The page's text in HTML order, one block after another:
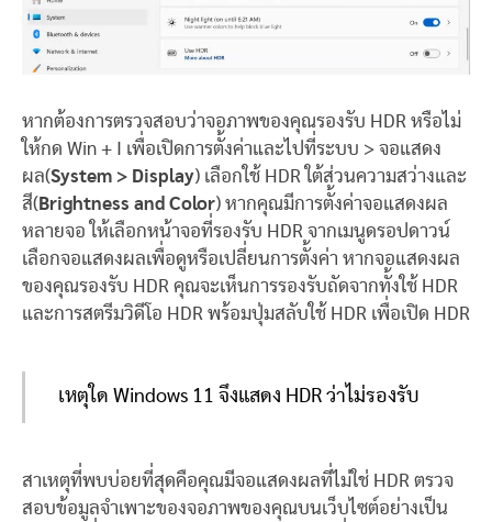
หากต้องการตรวจสอบว่าจอภาพของคุณรองรับ HDR หรือไม่
ให้กด Win + I เพื่อเปิดการตั้งค่าและไปที่ระบบ > จอแสดง
ผล(System > Display) เลือกใช้ HDR ใต้ส่วนความสว่างและ
สี( Brightness and Color) หากคุณมีการตั้งค่าจอแสดงผล
หลายจอ ให้เลือกหน้าจอที่รองรับ HDR จากเมนูดรอปดาวน์
เลือกจอแสดงผลเพื่อดูหรือเปลี่ยนการตั้งค่า หากจอแสดงผล
ของคุณรองรับ HDR คุณจะเห็นการรองรับถัดจากทั้งใช้ HDR
และการสตรีมวิดีโอ HDR พร้อมปุ่มสลับใช้ HDR เพื่อเปิด HDR
เหตุใด Windows 11 จึงแสดง HDR ว่าไม่รองรับ
สาเหตุที่พบบ่อยที่สุดคือคุณมีจอแสดงผลที่ไม่ใช่ HDR ตรวจ
สอบข้อมูลจำเพาะของจอภาพของคุณบนเว็บไซต์อย่างเป็น